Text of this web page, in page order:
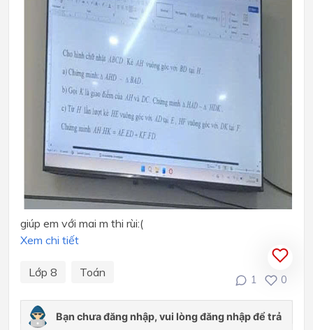
giúp em với mai m thi rùi:(
Xem chi tiết
Lớp 8 Toán
1 0